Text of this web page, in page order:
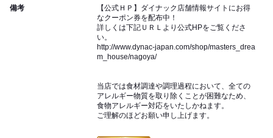
備考
【公式ＨＰ】ダイナック店舗情報サイトにお得
なクーポン券を配布中！
詳しくは下記ＵＲＬより公式HPをご覧くださ
い。
http://www.dynac-japan.com/shop/masters_drea
m_house/nagoya/
当店では食材調達や調理過程において、全ての
アレルギー物質を取り除くことが困難なため、
食物アレルギー対応をいたしかねます。
ご理解のほどお願い申し上げます。